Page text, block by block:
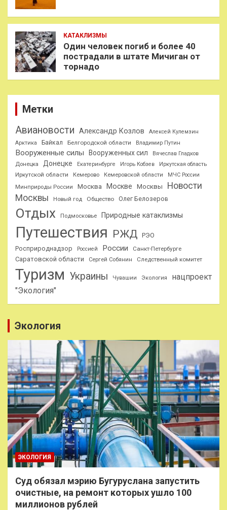
КАТАКЛИЗМЫ
Один человек погиб и более 40
пострадали в штате Мичиган от
торнадо
Метки
Авиановости Александр Козлов
Алексей Кулемзин
Арктика
Байкал Белгородской области Владимир Путин
Вооруженные силы Вооруженных сил
Вячеслав Гладков
Донецка
Донецке Екатеринбурге Игорь Кобзев Иркутская область
Иркутской области Кемерово Кемеровской области
МЧС России
Минприроды России
Москва Москве Москвы
Новости
Москвы
Новый год Общество Олег Белозеров
Отдых Подмосковье Природные катаклизмы
Путешествия РЖД РЭО
Росприроднадзор
Россией России Санкт-Петербурге
Саратовской области Сергей Собянин Следственный комитет
Туризм Украины Чувашии Экология
нацпроект
"Экология"
Экология
ЭКОЛОГИЯ
Суд обязал мэрию Бугуруслана запустить
очистные, на ремонт которых ушло 100
миллионов рублей